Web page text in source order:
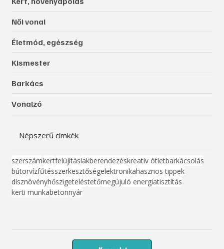
Női vonal
Életmód, egészség
Kismester
Barkács
Vonalzó
Népszerű címkék
szerszámkertfelújításlakberendezéskreatív ötletbarkácsolás
bútorvízfűtésszerkesztőségelektronikahasznos tippek
dísznövényhőszigeteléstetőmegújuló energiatisztítás
kerti munkabetonnyár